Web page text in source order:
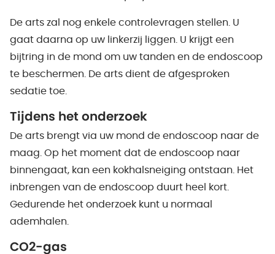
De arts zal nog enkele controlevragen stellen. U
gaat daarna op uw linkerzij liggen. U krijgt een
bijtring in de mond om uw tanden en de endoscoop
te beschermen. De arts dient de afgesproken
sedatie toe.
Tijdens het onderzoek
De arts brengt via uw mond de endoscoop naar de
maag. Op het moment dat de endoscoop naar
binnengaat, kan een kokhalsneiging ontstaan. Het
inbrengen van de endoscoop duurt heel kort.
Gedurende het onderzoek kunt u normaal
ademhalen.
CO2-gas